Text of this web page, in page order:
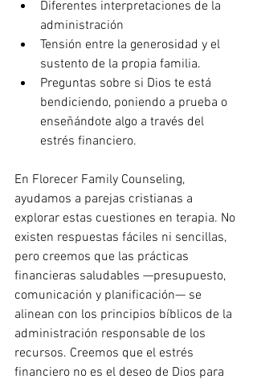
Diferentes interpretaciones de la
administración
Tensión entre la generosidad y el
sustento de la propia familia.
Preguntas sobre si Dios te está
bendiciendo, poniendo a prueba o
enseñándote algo a través del
estrés financiero.
En Florecer Family Counseling,
ayudamos a parejas cristianas a
explorar estas cuestiones en terapia. No
existen respuestas fáciles ni sencillas,
pero creemos que las prácticas
financieras saludables —presupuesto,
comunicación y planificación— se
alinean con los principios bíblicos de la
administración responsable de los
recursos. Creemos que el estrés
financiero no es el deseo de Dios para